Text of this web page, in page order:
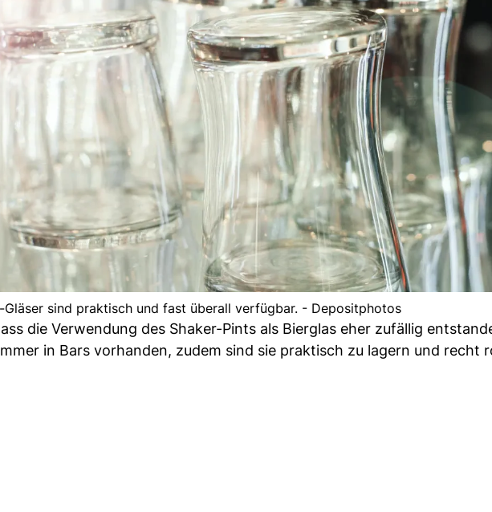
Gläser sind praktisch und fast überall verfügbar. - Depositphotos
die Verwendung des Shaker-Pints als Bierglas eher zufällig
in Bars vorhanden, zudem sind sie praktisch zu lagern und recht